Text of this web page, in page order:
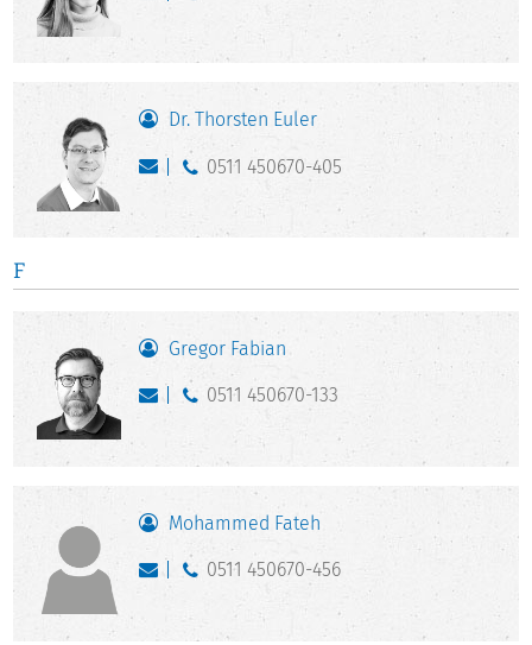
Dr. Thorsten Euler
0511 450670-405
F
Gregor Fabian
0511 450670-133
Mohammed Fateh
0511 450670-456